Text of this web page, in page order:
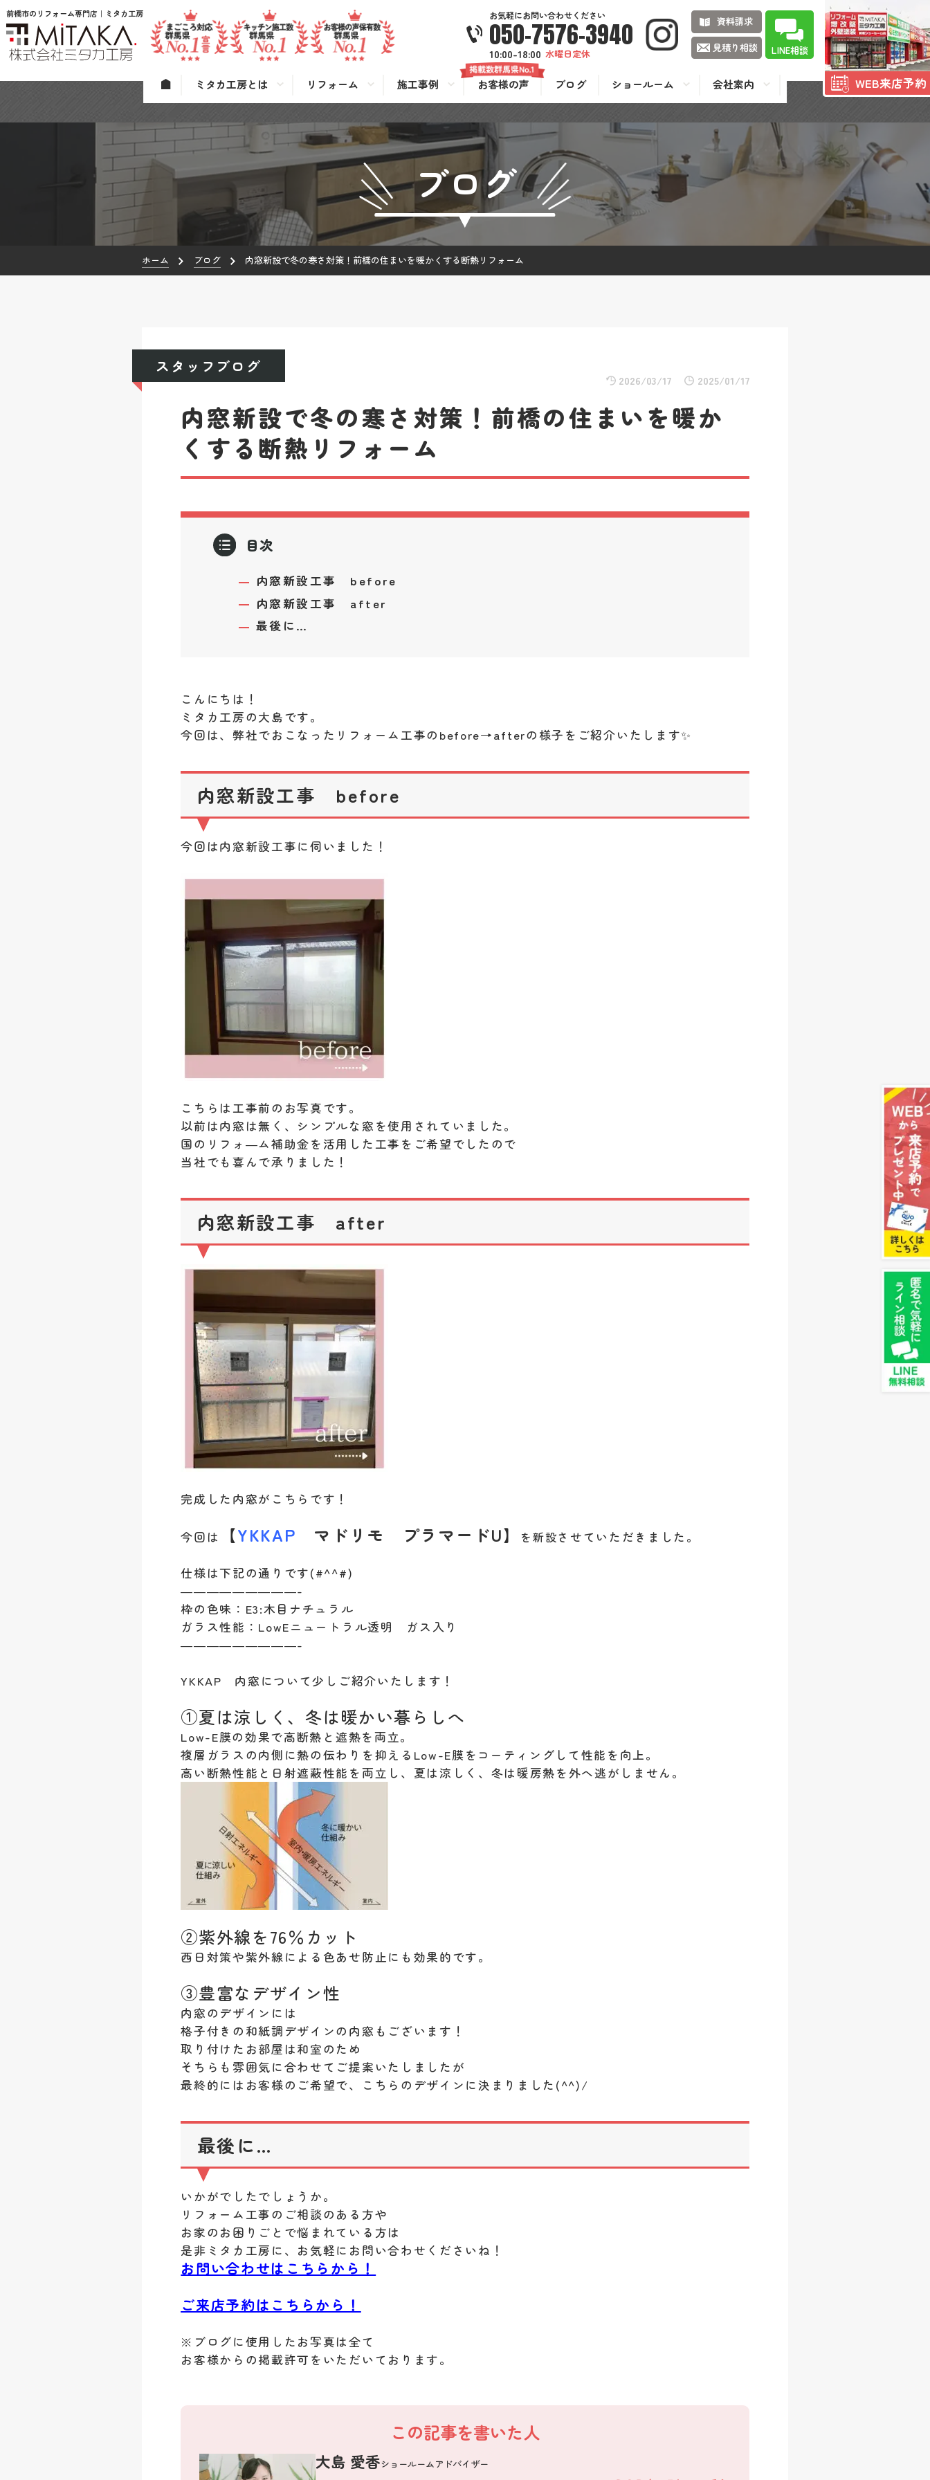
前橋市のリフォーム専門店｜ミタカ工房 お気軽にお問い合わせください
050-7576-3940
10:00-18:00 水曜日定休
資料請求
見積り相談
LINE相談
WEB来店予約
ミタカ工房とは リフォーム 施工事例 お客様の声 ブログ ショールーム 会社案内
ブログ
ホーム ブログ 内窓新設で冬の寒さ対策！前橋の住まいを暖かくする断熱リフォーム
スタッフブログ
2026/03/17 2025/01/17
内窓新設で冬の寒さ対策！前橋の住まいを暖か
くする断熱リフォーム
目次
内窓新設工事 before
内窓新設工事 after
最後に…
こんにちは！
ミタカ工房の大島です。
今回は、弊社でおこなったリフォーム工事のbefore→afterの様子をご紹介いたします✨
内窓新設工事 before
今回は内窓新設工事に伺いました！
こちらは工事前のお写真です。
以前は内窓は無く、シンプルな窓を使用されていました。
国のリフォ―ム補助金を活用した工事をご希望でしたので
当社でも喜んで承りました！
内窓新設工事 after
完成した内窓がこちらです！
今回は 【YKKAP マドリモ プラマードU】 を新設させていただきました。
仕様は下記の通りです(#^^#)
—————————-
枠の色味：E3:木目ナチュラル
ガラス性能：LowEニュートラル透明 ガス入り
—————————-
YKKAP 内窓について少しご紹介いたします！
①夏は涼しく、冬は暖かい暮らしへ
Low-E膜の効果で高断熱と遮熱を両立。
複層ガラスの内側に熱の伝わりを抑えるLow-E膜をコーティングして性能を向上。
高い断熱性能と日射遮蔽性能を両立し、夏は涼しく、冬は暖房熱を外へ逃がしません。
②紫外線を76％カット
西日対策や紫外線による色あせ防止にも効果的です。
③豊富なデザイン性
内窓のデザインには
格子付きの和紙調デザインの内窓もございます！
取り付けたお部屋は和室のため
そちらも雰囲気に合わせてご提案いたしましたが
最終的にはお客様のご希望で、こちらのデザインに決まりました(^^)/
最後に…
いかがでしたでしょうか。
リフォーム工事のご相談のある方や
お家のお困りごとで悩まれている方は
是非ミタカ工房に、お気軽にお問い合わせくださいね！
お問い合わせはこちらから！
ご来店予約はこちらから！
※ブログに使用したお写真は全て
お客様からの掲載許可をいただいております。
この記事を書いた人
大島 愛香ショールームアドバイザー